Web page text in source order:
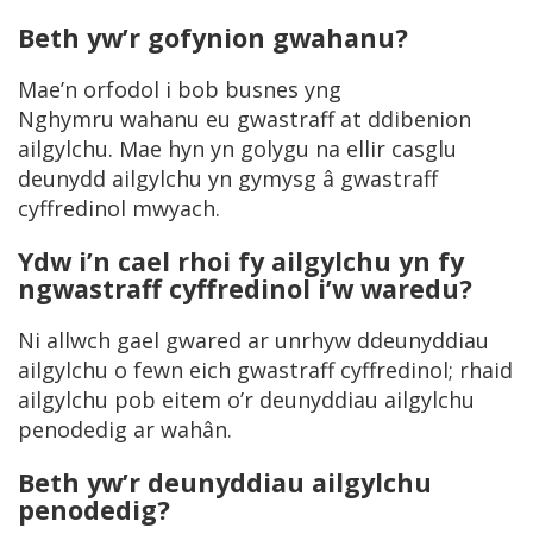
Beth yw’r gofynion gwahanu?
Mae’n orfodol i bob busnes yng
Nghymru wahanu eu gwastraff at ddibenion
ailgylchu. Mae hyn yn golygu na ellir casglu
deunydd ailgylchu yn gymysg â gwastraff
cyffredinol mwyach.
Ydw i’n cael rhoi fy ailgylchu yn fy
ngwastraff cyffredinol i’w waredu?
Ni allwch gael gwared ar unrhyw ddeunyddiau
ailgylchu o fewn eich gwastraff cyffredinol; rhaid
ailgylchu pob eitem o’r deunyddiau ailgylchu
penodedig ar wahân.
Beth yw’r deunyddiau ailgylchu
penodedig?